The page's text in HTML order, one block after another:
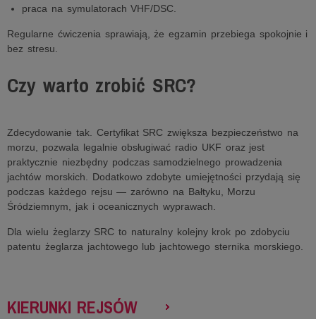
praca na symulatorach VHF/DSC.
Regularne ćwiczenia sprawiają, że egzamin przebiega spokojnie i
bez stresu.
Czy warto zrobić SRC?
Zdecydowanie tak. Certyfikat SRC zwiększa bezpieczeństwo na
morzu, pozwala legalnie obsługiwać radio UKF oraz jest
praktycznie niezbędny podczas samodzielnego prowadzenia
jachtów morskich. Dodatkowo zdobyte umiejętności przydają się
podczas każdego rejsu — zarówno na Bałtyku, Morzu
Śródziemnym, jak i oceanicznych wyprawach.
Dla wielu żeglarzy SRC to naturalny kolejny krok po zdobyciu
patentu żeglarza jachtowego lub jachtowego sternika morskiego.
KIERUNKI REJSÓW